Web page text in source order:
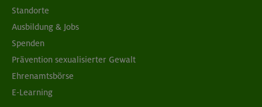
Standorte
Ausbildung & Jobs
Spenden
Prävention sexualisierter Gewalt
Ehrenamtsbörse
E-Learning